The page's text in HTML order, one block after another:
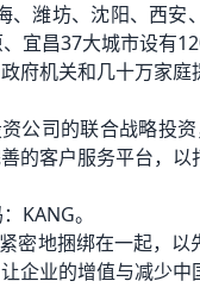
潍坊、沈阳、西安
宜昌37大城市设有
府机关和几十万家庭
公司的联合战略投
的客户服务平台，
KANG。
密地捆绑在一起，以
业的增值与减少中